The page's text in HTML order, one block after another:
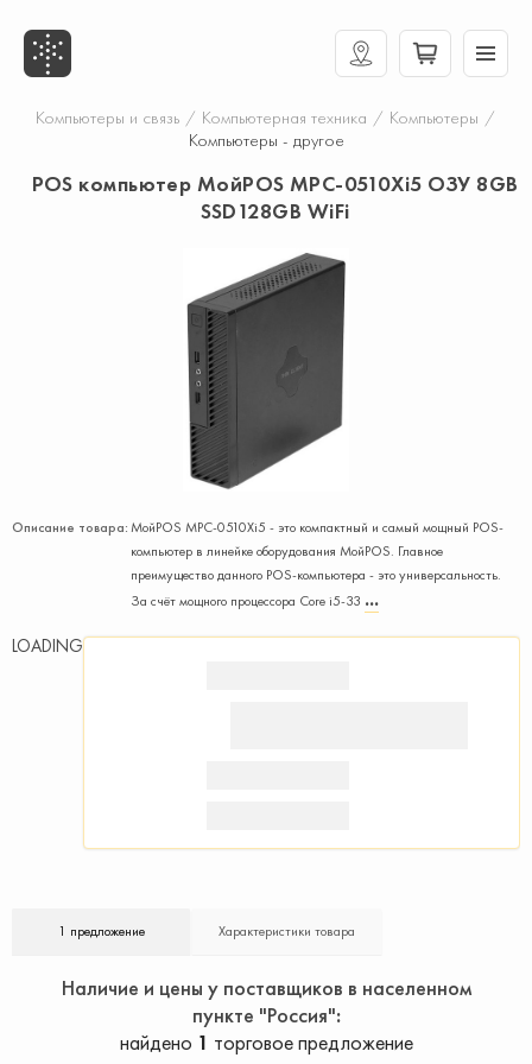
Компьютеры и связь / Компьютерная техника / Компьютеры /
Компьютеры - другое
POS компьютер МойPOS MPC-0510Xi5 ОЗУ 8GB
SSD128GB WiFi
Описание товара:МойPOS MPC-0510Xi5 - это компактный и самый мощный POS-
компьютер в линейке оборудования МойPOS. Главное
преимущество данного POS-компьютера - это универсальность.
За счёт мощного процессора Core i5-33
LOADING
1 предложение Характеристики товара
Наличие и цены у поставщиков в населенном
пункте "Россия"
найдено 1 торговое предложение